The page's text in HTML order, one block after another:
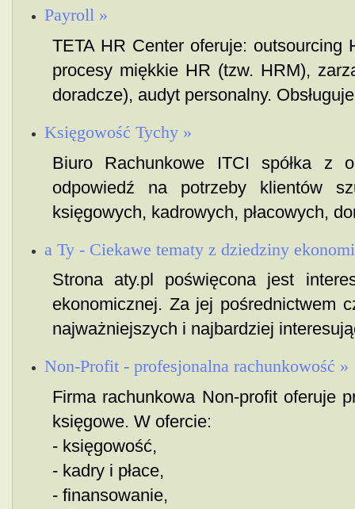
Payroll »
TETA HR Center oferuje: outsourcing
procesy miękkie HR (tzw. HRM),
doradcze), audyt personalny.
Księgowość Tychy »
Biuro Rachunkowe ITCI spółka z
odpowiedź na potrzeby klientów
księgowych, kadrowych, płacowych,
a Ty - Ciekawe tematy z dziedziny
Strona aty.pl poświęcona jest
ekonomicznej. Za jej pośrednictwem
najważniejszych i najbardziej
Non-Profit - profesjonalna rachunkowość »
Firma rachunkowa Non-profit oferuje
księgowe. W ofercie:
- księgowość,
- kadry i płace,
- finansowanie,